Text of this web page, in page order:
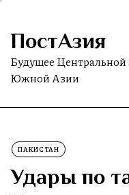
Skip
the
content
ПостАзия
Будущее Центральной
Южной Азии
ПАКИСТАН
Удары по